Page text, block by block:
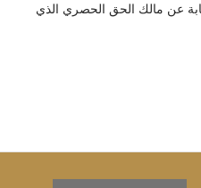
عن مالك الحق الحصري الذي